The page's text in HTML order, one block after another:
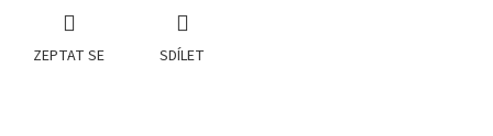
ZEPTAT SE SDÍLET